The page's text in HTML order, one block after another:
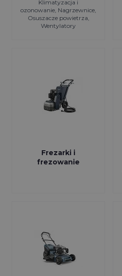
Klimatyzacja i
ozonowanie, Nagrzewnice,
Osuszacze powietrza,
Wentylatory
Frezarki i
frezowanie